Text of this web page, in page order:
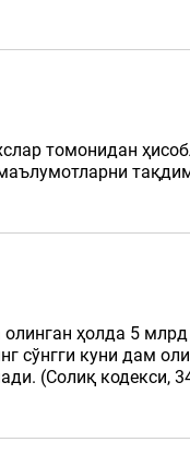
томонидан
ҳолда 5
сўнгги куни дам
(Солиқ кодекси,